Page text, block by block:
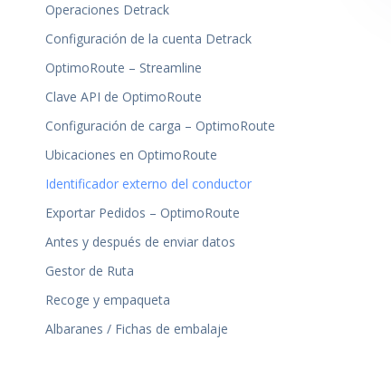
Operaciones Detrack
Configuración de la cuenta Detrack
OptimoRoute – Streamline
Clave API de OptimoRoute
Configuración de carga – OptimoRoute
Ubicaciones en OptimoRoute
Identificador externo del conductor
Exportar Pedidos – OptimoRoute
Antes y después de enviar datos
Gestor de Ruta
Recoge y empaqueta
Albaranes / Fichas de embalaje